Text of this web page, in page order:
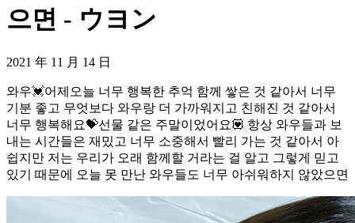
으면 - ウヨン
2021 年 11 月 14 日
와우💓어제오늘 너무 행복한 추억 함께 쌓은 것 같아서 너무
기분 좋고 무엇보다 와우랑 더 가까워지고 친해진 것 같아서
너무 행복해요💝선물 같은 주말이었어요💟 항상 와우들과 보
내는 시간들은 재밌고 너무 소중해서 빨리 가는 것 같아서 아
쉽지만 저는 우리가 오래 함께할 거라는 걸 알고 그렇게 믿고
있기 때문에 오늘 못 만난 와우들도 너무 아쉬워하지 않았으면